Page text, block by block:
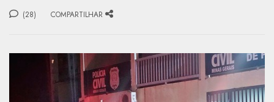
(28) COMPARTILHAR